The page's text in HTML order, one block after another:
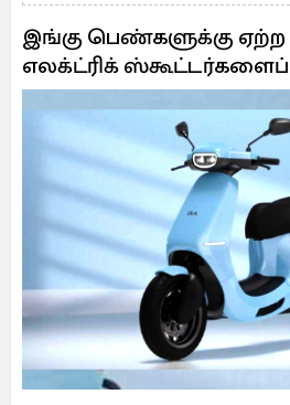
இங்கு பெண்களுக்கு ஏற்ற
எலக்ட்ரிக்